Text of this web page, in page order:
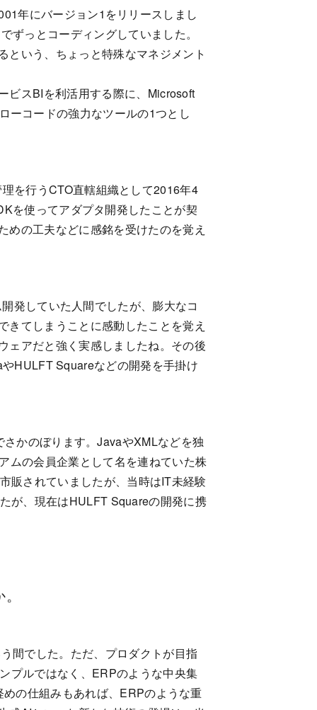
年にバージョン1をリリースしまし
っとコーディングしていました。
という、ちょっと特殊なマネジメント
ビスBIを利活用する際に、Microsoft
ーコードの強力なツールの1つとし
を行うCTO直轄組織として2016年4
を使ってアダプタ開発したことが契
の工夫などに感銘を受けたのを覚え
発していた人間でしたが、膨大なコ
てしまうことに感動したことを覚え
ェアだと強く実感しましたね。その後
HULFT Squareなどの開発を手掛け
かのぼります。JavaやXMLなどを独
ムの会員企業として名を連ねていた株
販されていましたが、当時はIT未経験
が、現在はHULFT Squareの開発に携
間でした。ただ、プロダクトが目指
プルではなく、ERPのような中央集
の仕組みもあれば、ERPのような重